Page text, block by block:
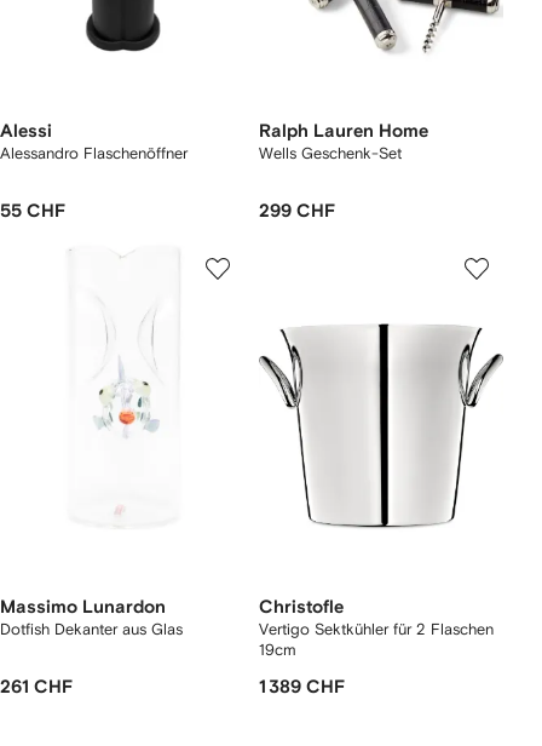
Alessi
Alessandro Flaschenöffner
55 CHF
Ralph Lauren Home
Wells Geschenk-Set
299 CHF
Massimo Lunardon
Dotfish Dekanter aus Glas
261 CHF
Christofle
Vertigo Sektkühler für 2 Flaschen
19cm
1 389 CHF